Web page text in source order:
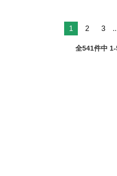
1 2 3
全541件中